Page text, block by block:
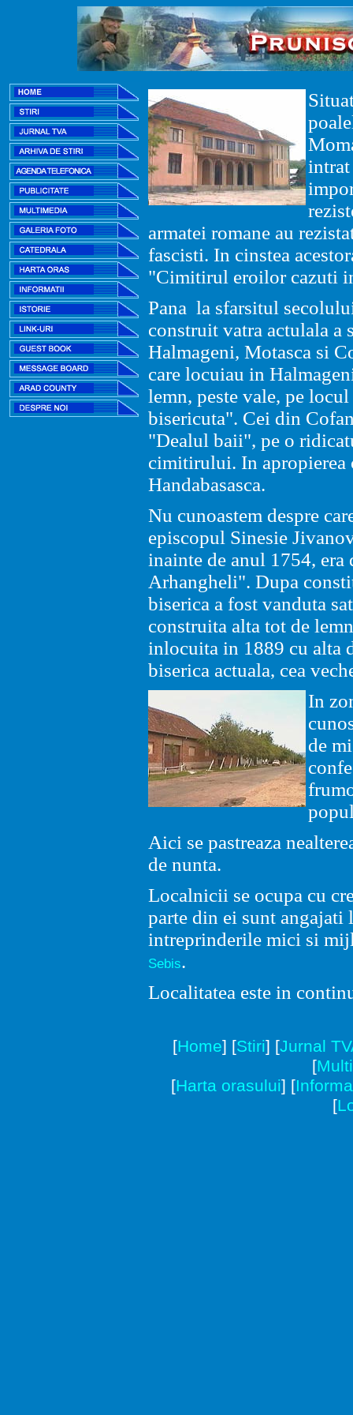
armatei romane au
fascisti. In cinstea
"Cimitirul eroilor cazuti
Pana la sfarsitul
construit vatra actulala a
Halmageni, Motasca si
care locuiau in
lemn, peste vale, pe
bisericuta". Cei din
"Dealul baii", pe o
cimitirului. In
Handabasasca.
Nu cunoastem despre
episcopul Sinesie
inainte de anul 1754,
Arhangheli". Dupa
biserica a fost vanduta
construita alta tot de
inlocuita in 1889 cu alta
biserica actuala, cea
In
de
Aici se pastreaza
de nunta.
Localnicii se ocupa cu
parte din ei sunt angajati
intreprinderile mici si
Sebis.
Localitatea este in
[Home] [Stiri] [Jurnal
[
[Harta orasului] [
[